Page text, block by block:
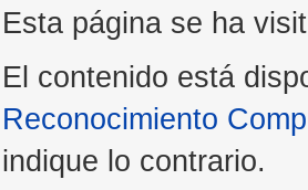
Esta página se ha
El contenido está
Reconocimiento
indique lo contrario.